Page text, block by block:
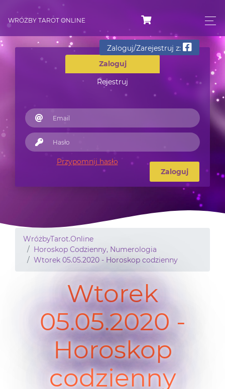
WRÓŻBY TAROT ONLINE
Zaloguj
Rejestruj
Zaloguj/Zarejestruj z:
Przypomnij hasło
Zaloguj
WróżbyTarot.Online
Horoskop Codzienny, Numerologia
Wtorek 05.05.2020 - Horoskop codzienny
Wtorek
05.05.2020 -
Horoskop
codzienny